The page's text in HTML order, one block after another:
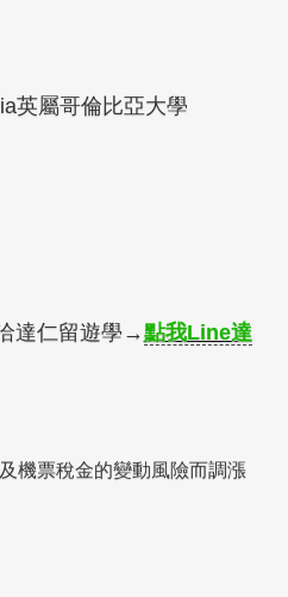
英屬哥倫比亞大學
達仁留遊學→點我Line達
機票稅金的變動風險而調漲